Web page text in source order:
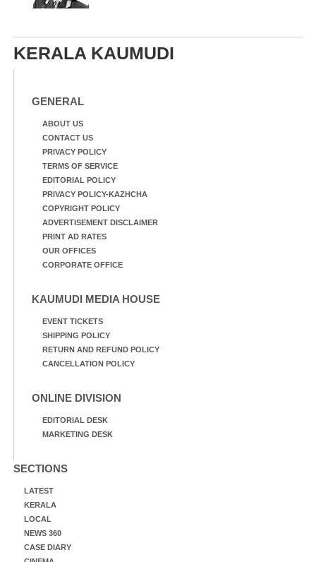
KERALA KAUMUDI
GENERAL
ABOUT US
CONTACT US
PRIVACY POLICY
TERMS OF SERVICE
EDITORIAL POLICY
PRIVACY POLICY-KAZHCHA
COPYRIGHT POLICY
ADVERTISEMENT DISCLAIMER
PRINT AD RATES
OUR OFFICES
CORPORATE OFFICE
KAUMUDI MEDIA HOUSE
EVENT TICKETS
SHIPPING POLICY
RETURN AND REFUND POLICY
CANCELLATION POLICY
ONLINE DIVISION
EDITORIAL DESK
MARKETING DESK
SECTIONS
LATEST
KERALA
LOCAL
NEWS 360
CASE DIARY